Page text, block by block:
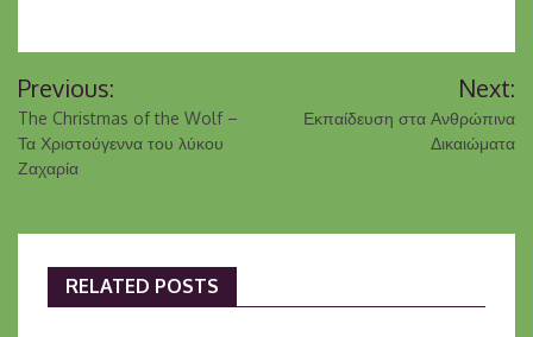
Previous:
The Christmas of the Wolf –
Τα Χριστούγεννα του λύκου
Ζαχαρία
Next:
Εκπαίδευση στα Ανθρώπινα
Δικαιώματα
RELATED POSTS